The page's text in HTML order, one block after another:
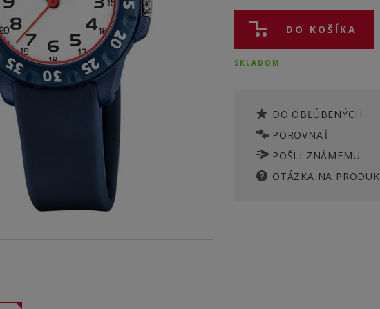
DO KOŠÍKA
SKLADOM
DO OBĽÚBENÝCH
POROVNAŤ
POŠLI ZNÁMEMU
OTÁZKA NA